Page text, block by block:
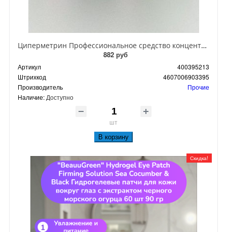
Циперметрин Профессиональное средство концентрат эмульсии 25% для уничтожения тараканов, мух,комаров, блох, клопов, муравьев, ос 50 мл
882 руб
Артикул
400395213
Штрихкод
4607006903395
Производитель
Прочие
Наличие: Доступно
шт
В корзину
Скидка!